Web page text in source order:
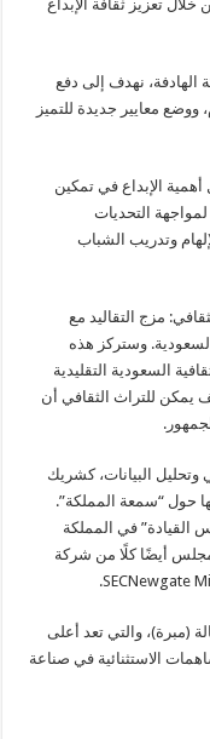
تعزيز ثقافة الإبداع
الهادفة، نهدف إلى دفع
معايير جديدة للتميز
الإبداع في تمكين
التحديات
وتدريب الشباب
مزج التقاليد مع
وستركز هذه
السعودية التقليدية
يمكن للتراث الثقافي أن
وتحليل البيانات، كشريك
حول “سمعة المملكة”.
القيادة” في المملكة
أيضًا كلًا من شركة
(مبرة)، والتي تعد أعلى
الاستثنائية في صناعة